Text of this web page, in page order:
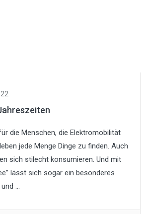
die Menschen, die Elektromobilität
jede Menge Dinge zu finden. Auch
sich stilecht konsumieren. Und mit
lässt sich sogar ein besonderes
...